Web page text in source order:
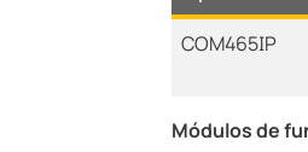
COM465IP
Módulos de